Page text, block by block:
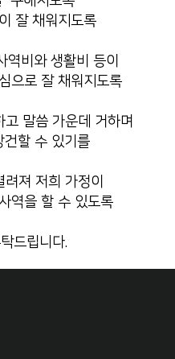
잘 채워지도록
역비와 생활비 등이
으로 잘 채워지도록
말씀 가운데 거하며
건할 수 있기를
져 저희 가정이
역을 할 수 있도록
드립니다.